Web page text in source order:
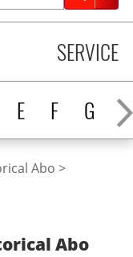
E F G H
SERVICE
Abo
Abo